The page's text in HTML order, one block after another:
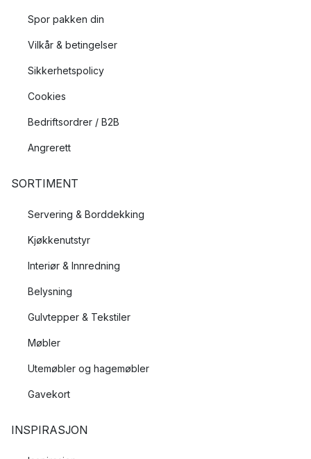
Spor pakken din
Vilkår & betingelser
Sikkerhetspolicy
Cookies
Bedriftsordrer / B2B
Angrerett
SORTIMENT
Servering & Borddekking
Kjøkkenutstyr
Interiør & Innredning
Belysning
Gulvtepper & Tekstiler
Møbler
Utemøbler og hagemøbler
Gavekort
INSPIRASJON